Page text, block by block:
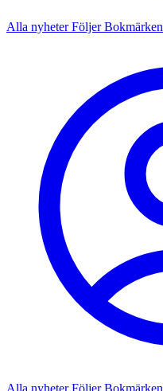
Alla nyheterFöljerBokmärken
Alla nyheterFöljerBokmärken